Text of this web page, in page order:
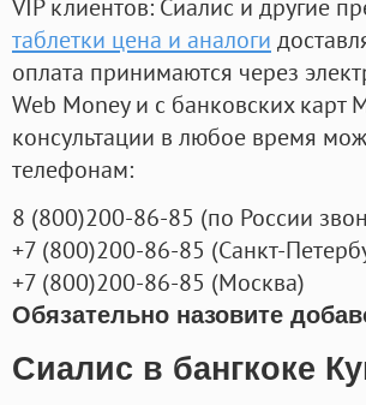
VIP клиентов: Сиалис и другие
таблетки цена и аналоги
оплата принимаются через
Web Money и с банковских карт
консультации в любое время
телефонам:
8 (800)200-86-85 (по России
+7 (800)200-86-85 (Санкт-
+7 (800)200-86-85 (Москва)
Обязательно назовите
Сиалис в бангкоке